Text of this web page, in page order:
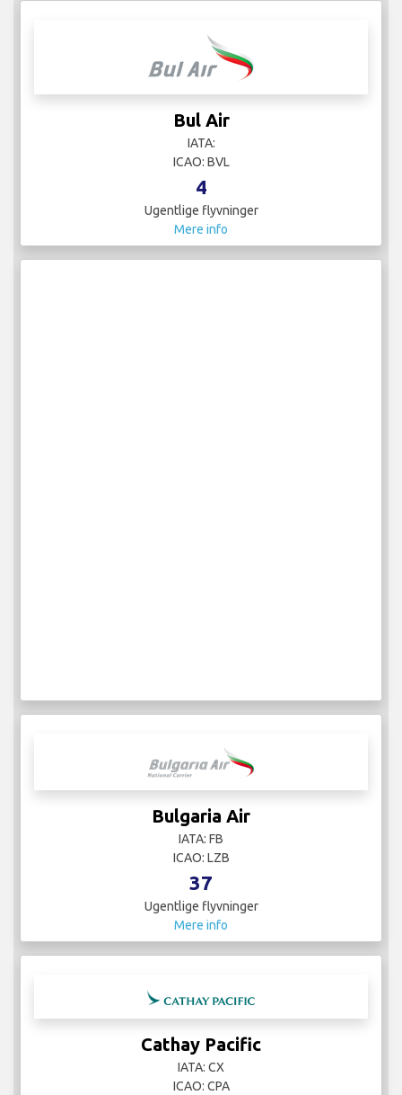
Bul Air
IATA:
ICAO: BVL
4
Ugentlige flyvninger
Mere info
Bulgaria Air
IATA: FB
ICAO: LZB
37
Ugentlige flyvninger
Mere info
Cathay Pacific
IATA: CX
ICAO: CPA